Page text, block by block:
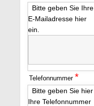
Bitte geben Sie Ihre
E-Mailadresse hier
ein.
Telefonnummer *
Bitte geben Sie hier
Ihre Telefonnummer